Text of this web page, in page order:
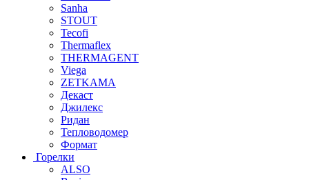
Sanha
STOUT
Tecofi
Thermaflex
THERMAGENT
Viega
ZETKAMA
Декаст
Джилекс
Ридан
Тепловодомер
Формат
Горелки
ALSO